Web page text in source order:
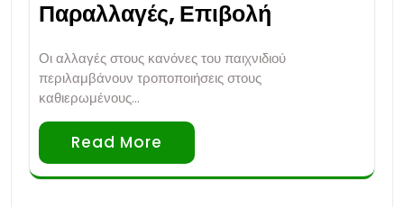
Παραλλαγές, Επιβολή
Οι αλλαγές στους κανόνες του παιχνιδιού
περιλαμβάνουν τροποποιήσεις στους
καθιερωμένους…
Read More